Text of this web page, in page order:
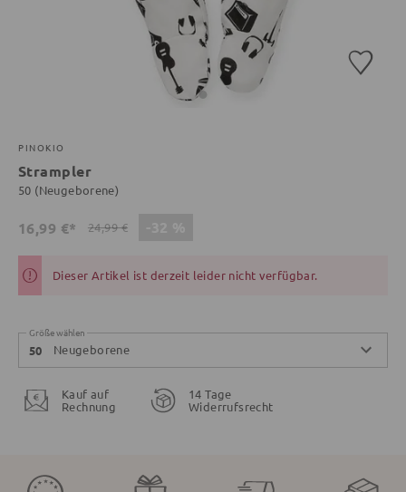
PINOKIO
Strampler
50 (Neugeborene)
16,99 €* 24,99 €
Dieser Artikel ist derzeit leider nicht verfügbar.
Größe wählen
50 Neugeborene
Kauf auf
Rechnung
14 Tage
Widerrufsrecht